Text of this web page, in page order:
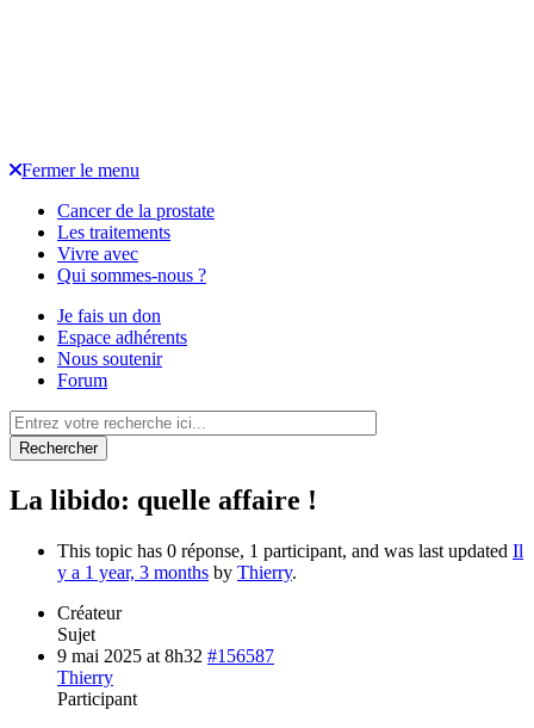
Fermer le menu
Cancer de la prostate
Les traitements
Vivre avec
Qui sommes-nous ?
Je fais un don
Espace adhérents
Nous soutenir
Forum
Rechercher
La libido: quelle affaire !
This topic has 0 réponse, 1 participant, and was last updated Il
y a 1 year, 3 months by Thierry.
Créateur
Sujet
9 mai 2025 at 8h32 #156587
Thierry
Participant